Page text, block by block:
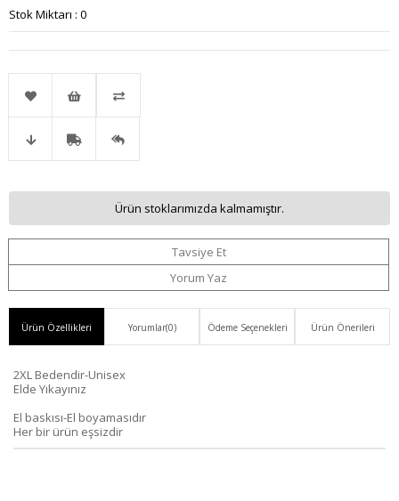
Stok Miktarı : 0
Favorilere İstek
Ekle
Karşılaştır
Düşünce
Ver
Bedava Haber
Ürün stoklarımızda kalmamıştır.
Tavsiye Et
Yorum Yaz
Ürün Özellikleri Yorumlar(0) Ödeme Seçenekleri Ürün Önerileri
2XL Bedendir-Unisex
Elde Yıkayınız
El baskısı-El boyamasıdır
Her bir ürün eşsizdir